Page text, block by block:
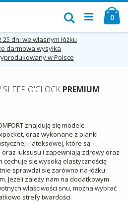
dni we własnym łóżku
darmowa wysyłka
w Polsce
0
Szukaj
SLEEP O'CLOCK PREMIUM
znajdują się modele
oraz wykonane z pianki
i lateksowej, które są
oraz luksusu i zapewniają zdrowy oraz
cechuje się wysoką elastycznością
sprawdzi się zarówno na łóżku
Jeżeli zależy nam na dodatkowym
właściwości snu, można wybrać
strefy twardości.